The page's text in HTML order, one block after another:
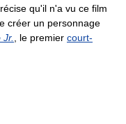
qu'il n'a vu ce film
créer un personnage
, le premier court-